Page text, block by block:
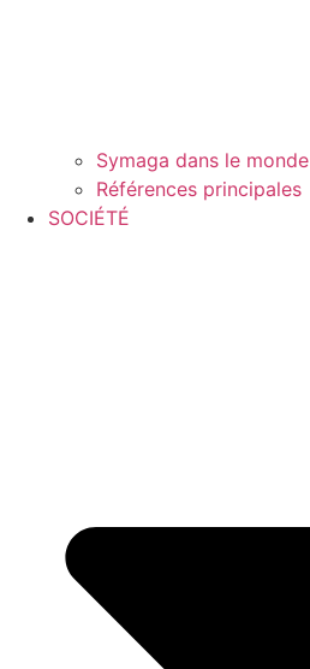
Symaga dans le monde
Références principales
SOCIÉTÉ